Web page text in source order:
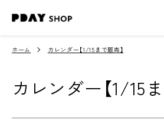
ホーム カレンダー【1/15まで販売】
カレンダー【1/15